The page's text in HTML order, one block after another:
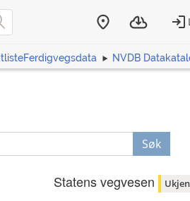
NVDB
Søk
Statens vegvesen